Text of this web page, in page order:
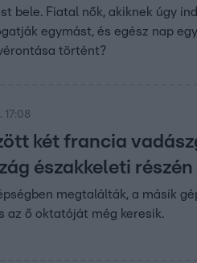
bele. Fiatal nők, akiknek úgy
egymást, és egész nap
történt?
17:08
két francia
északkeleti részén
megtalálták, a másik
az ő oktatóját még keresik.